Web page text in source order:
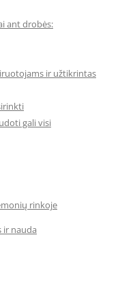
ant drobės:
ir užtikrintas
gali visi
rinkoje
ir nauda